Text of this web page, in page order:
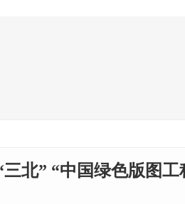
北” “中国绿色版图